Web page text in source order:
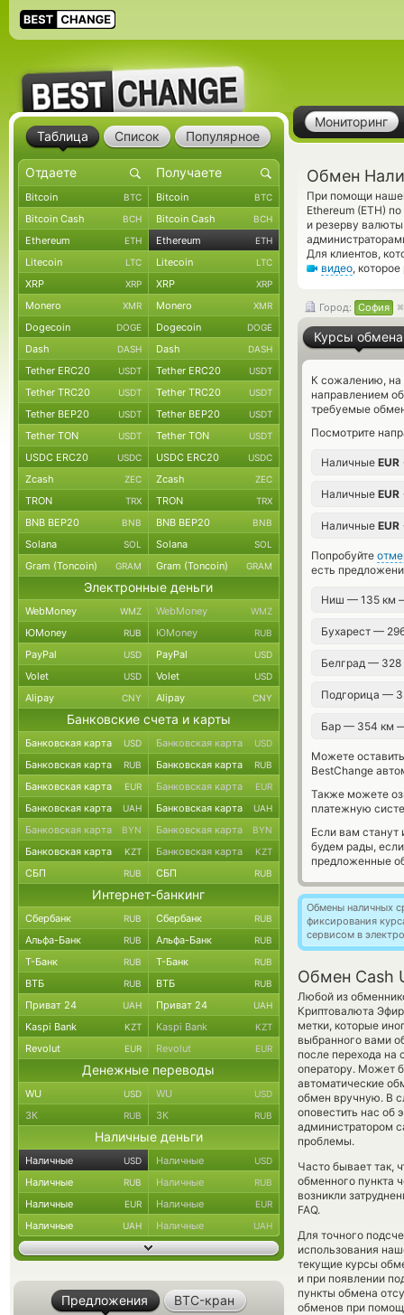
Мониторинг
Обмен
При помощи
Ethereum (ETH)
и резерву
Для клиентов,
видео,
Город: София
Курсы обмена
К сожалению, на
направлением
требуемые
Посмотрите
Наличные EUR
Наличные EUR
Наличные EUR
Попробуйте
есть
Ниш — 135 км
Бухарест —
Белград —
Подгорица —
Бар — 354 км
Можете
BestChange
Также можете
платежную
Если вам
будем рады,
предложенные
Обмены наличных
фиксирования
сервисом в
Обмен Cash
Любой из
Криптовалюта
метки, которые
выбранного вами
после перехода на
оператору. Может
автоматические
обмен вручную. В
оповестить нас
администратором
проблемы.
Часто бывает так,
обменного пункта
возникли
FAQ.
Для точного
использования
текущие курсы
и при появлении
пункты обмена
обменов при
Таблица Список Популярное
Bitcoin BTC Bitcoin BTC
Bitcoin Cash BCH Bitcoin Cash BCH
Ethereum ETH Ethereum ETH
Litecoin LTC Litecoin LTC
XRP XRP XRP XRP
Monero XMR Monero XMR
Dogecoin DOGE Dogecoin DOGE
Dash DASH Dash DASH
Tether ERC20 USDT Tether ERC20 USDT
Tether TRC20 USDT Tether TRC20 USDT
Tether BEP20 USDT Tether BEP20 USDT
Tether TON USDT Tether TON USDT
USDC ERC20 USDC USDC ERC20 USDC
Zcash ZEC Zcash ZEC
TRON TRX TRON TRX
BNB BEP20 BNB BNB BEP20 BNB
Solana SOL Solana SOL
Gram (Toncoin) GRAM Gram (Toncoin) GRAM
Электронные деньги
WebMoney WMZ WebMoney WMZ
ЮMoney RUB ЮMoney RUB
PayPal USD PayPal USD
Volet USD Volet USD
Alipay CNY Alipay CNY
Банковские счета и карты
Банковская карта USD Банковская карта USD
Банковская карта RUB Банковская карта RUB
Банковская карта EUR Банковская карта EUR
Банковская карта UAH Банковская карта UAH
Банковская карта BYN Банковская карта BYN
Банковская карта KZT Банковская карта KZT
СБП RUB СБП RUB
Интернет-банкинг
Сбербанк RUB Сбербанк RUB
Альфа-Банк RUB Альфа-Банк RUB
Т-Банк RUB Т-Банк RUB
ВТБ RUB ВТБ RUB
Приват 24 UAH Приват 24 UAH
Kaspi Bank KZT Kaspi Bank KZT
Revolut EUR Revolut EUR
Денежные переводы
WU USD WU USD
ЗК RUB ЗК RUB
Наличные деньги
Наличные USD Наличные USD
Наличные RUB Наличные RUB
Наличные EUR Наличные EUR
Наличные UAH Наличные UAH
Предложения BTC-кран